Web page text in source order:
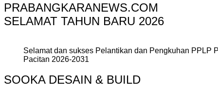
PRABANGKARANEWS.COM
SELAMAT TAHUN BARU 2026
Selamat dan sukses Pelantikan dan Pengkuhan PPLP
Pacitan 2026-2031
SOOKA DESAIN & BUILD